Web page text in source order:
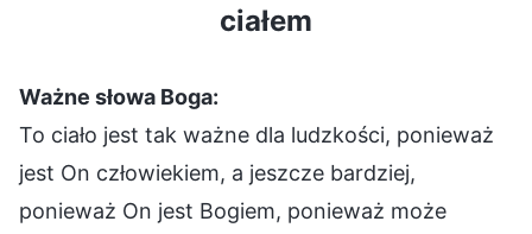
ciałem
Ważne słowa Boga:
To ciało jest tak ważne dla ludzkości, ponieważ
jest On człowiekiem, a jeszcze bardziej,
ponieważ On jest Bogiem, ponieważ może